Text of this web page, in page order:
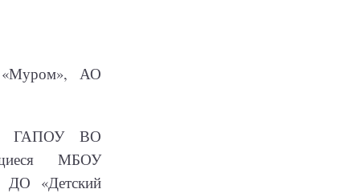
«Муром», АО
ГАПОУ ВО
МБОУ
«Детский